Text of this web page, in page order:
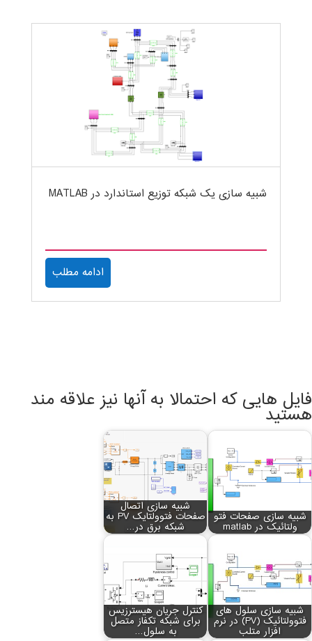
شبیه سازی یک شبکه توزیع استاندارد در MATLAB
ادامه مطلب
فایل هایی که احتمالا به آنها نیز علاقه مند
هستید
شبیه سازی صفحات فتو
ولتائیک در matlab
شبیه سازی اتصال
صفحات فتوولتایک PV به
شبکه برق در…
شبیه سازی سلول های
فتوولتائیک (PV) در نرم
افزار متلب
کنترل جریان هیسترزیس
برای شبکه تکفاز متصل
به سلول…